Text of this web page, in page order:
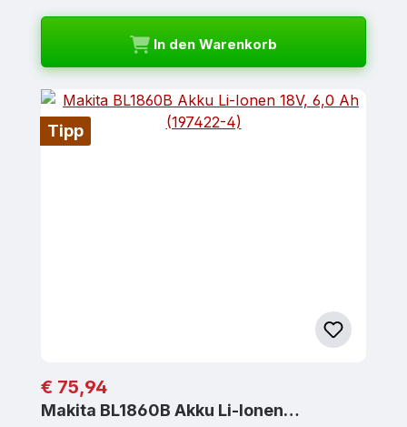
In den Warenkorb
Tipp
Regulärer Preis:
€ 75,94
Makita BL1860B Akku Li-Ionen…